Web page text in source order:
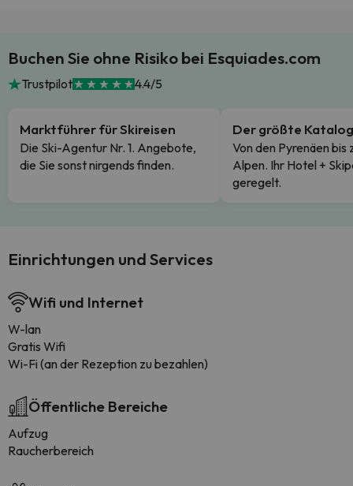
Buchen Sie ohne Risiko bei Esquiades.com
Trustpilot 4.4/5
Marktführer für Skireisen
Die Ski-Agentur Nr. 1. Angebote,
die Sie sonst nirgends finden.
Der größte Katalog
Von den Pyrenäen bis
Alpen. Ihr Hotel +
geregelt.
Einrichtungen und Services
Wifi und Internet
W-lan
Gratis Wifi
Wi-Fi (an der Rezeption zu bezahlen)
Öffentliche Bereiche
Aufzug
Raucherbereich